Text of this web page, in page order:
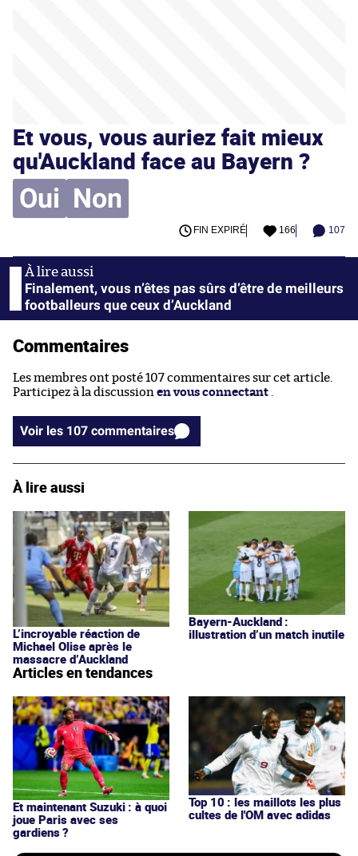
Et vous, vous auriez fait mieux
qu'Auckland face au Bayern ?
Oui Non
FIN EXPIRÉ 166 107
Finalement, vous n’êtes pas sûrs d’être de meilleurs
footballeurs que ceux d’Auckland
Commentaires
Les membres ont posté 107 commentaires sur cet article.
Participez à la discussion en vous connectant
Voir les 107 commentaires
À lire aussi
L’incroyable réaction de
Michael Olise après le
massacre d’Auckland
Bayern-Auckland :
illustration d’un match inutile
Articles en tendances
Et maintenant Suzuki : à quoi
joue Paris avec ses
gardiens ?
Top 10 : les maillots les plus
cultes de l'OM avec adidas